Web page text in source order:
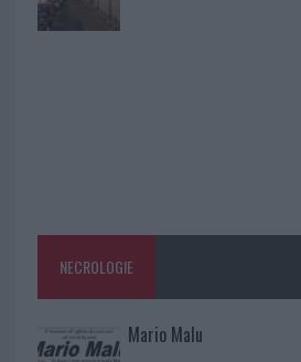
NECROLOGIE
Mario Malu